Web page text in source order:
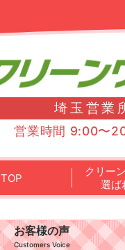
埼玉営業
営業時間 9:00〜
TOP
クリー
選ば
お客様の声
Customers Voice